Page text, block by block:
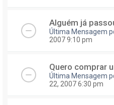
Alguém já
Última Mensagem
2007 9:10 pm
Quero comprar
Última Mensagem
22, 2007 6:30 pm